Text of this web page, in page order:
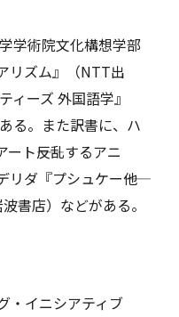
学術院文化構想学部
リズム』（NTT出
ィーズ 外国語学』
る。また訳書に、ハ
ト――反乱するアニ
ダ『プシュケー――他
書店）などがある。
・イニシアティブ